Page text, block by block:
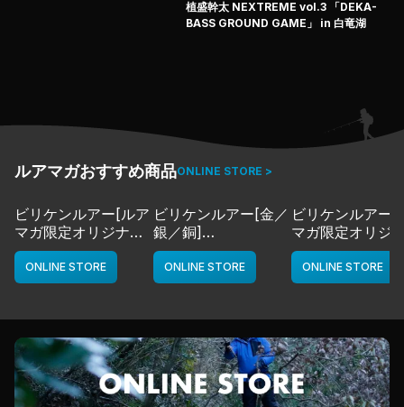
植盛幹太 NEXTREME vol.3 「DEKA-
BASS GROUND GAME」 in 白竜湖
ルアマガおすすめ商品ONLINE STORE >
ビリケンルアー[ルア
マガ限定オリジナル
カラー／LMチャー
ト]
deps
ONLINE STORE
ビリケンルアー[金／
銀／銅]
deps
ONLINE STORE
ビリケンルアー[
マガ限定オリジ
カラー／LMボー
ワイト]
deps
ONLINE STORE